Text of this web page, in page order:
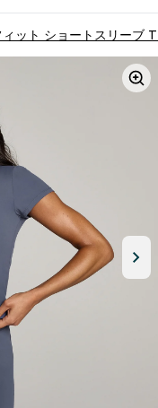
ット ショートスリーブ